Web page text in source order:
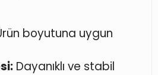
boyutuna uygun
Dayanıklı ve stabil